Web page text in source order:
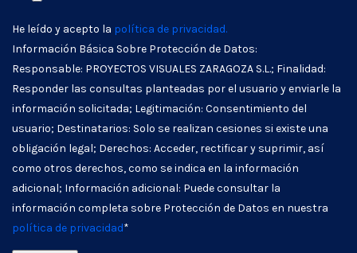
He leído y acepto la política de privacidad.
Información Básica Sobre Protección de Datos:
Responsable: PROYECTOS VISUALES ZARAGOZA S.L.; Finalidad:
Responder las consultas planteadas por el usuario y enviarle la
información solicitada; Legitimación: Consentimiento del
usuario; Destinatarios: Solo se realizan cesiones si existe una
obligación legal; Derechos: Acceder, rectificar y suprimir, así
como otros derechos, como se indica en la información
adicional; Información adicional: Puede consultar la
información completa sobre Protección de Datos en nuestra
política de privacidad*